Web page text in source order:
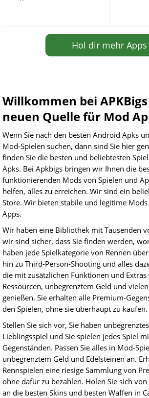
Hol dir mehr Apps
Willkommen bei
neuen Quelle für Mod
Wenn Sie nach den besten Android Apks
Mod-Spielen suchen, dann sind Sie hier
finden Sie die besten und beliebtesten
Apks. Bei Apkbigs bringen wir Ihnen die
funktionierenden Mods von Spielen und
helfen, alles zu erreichen. Wir sind ein
Store. Wir bieten stabile und legitime
Apps.
Wir haben eine Bibliothek mit Tausenden
wir sind sicher, dass Sie finden werden,
haben jede Spielkategorie von Rennen
hin zu Third-Person-Shooting und alles
die mit zusätzlichen Funktionen und
Ressourcen, unbegrenztem Geld und
genießen. Sie erhalten alle Premium-
den Spielen, ohne sie überhaupt zu kaufen.
Stellen Sie sich vor, Sie haben
Lieblingsspiel und Sie spielen jedes Spiel
Gegenständen. Passen Sie alles in Mod-
unbegrenztem Geld und Edelsteinen an.
Rennspielen eine riesige Sammlung von
ohne dafür zu bezahlen. Holen Sie sich von
an die besten Skins und besten Waffen in